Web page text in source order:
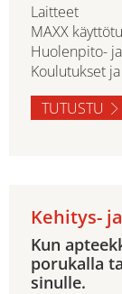
Laitteet
MAXX
Huolenpito-
Koulutukset
TUTUSTU
Kehitys-
Kun
porukalla
sinulle.